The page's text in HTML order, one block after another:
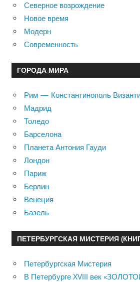
Северное возрождение
Новое время
Модерн
Современность
ГОРОДА МИРА
Рим — Константинополь
Мадрид
Толедо
Барселона
Планета Антония Гауди
Лондон
Париж
Берлин
Венеция
Базель
ПЕТЕРБУРГСКАЯ МИСТЕРИЯ
Петербургская Мистерия
В Петербурге XVIII век